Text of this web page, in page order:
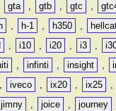
gta , gtb , gtc ,
h , h-1 , h350 ,
, i10 , i20 , i3 ,
, infinti , insight ,
, iveco , ix20 , ix25 ,
jimny , joice , journey